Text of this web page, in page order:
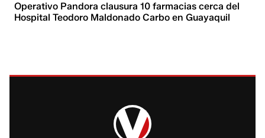
Operativo Pandora clausura 10 farmacias cerca del
Hospital Teodoro Maldonado Carbo en Guayaquil